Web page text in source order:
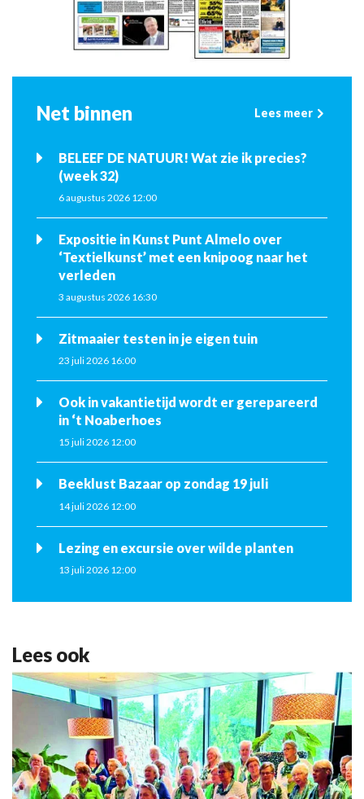
Net binnen Lees meer
BELEEF DE NATUUR! Wat zie ik precies?
(week 32)
6 augustus 2026 12:00
Expositie in Kunst Punt Almelo over
‘Textielkunst’ met een knipoog naar het
verleden
3 augustus 2026 16:30
Zitmaaier testen in je eigen tuin
23 juli 2026 16:00
Ook in vakantietijd wordt er gerepareerd
in ‘t Noaberhoes
15 juli 2026 12:00
Beeklust Bazaar op zondag 19 juli
14 juli 2026 12:00
Lezing en excursie over wilde planten
13 juli 2026 12:00
Lees ook